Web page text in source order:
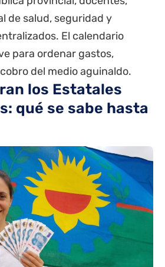
de salud, seguridad y
El calendario
para ordenar gastos,
del medio aguinaldo.
los Estatales
qué se sabe hasta